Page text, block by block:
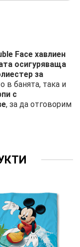
Face хавлиен
осигуряваща
за
в банята, така и
с
, за да отговорим